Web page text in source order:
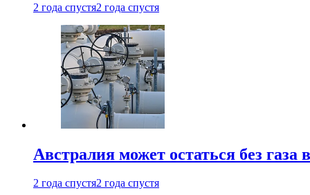
2 года спустя2 года спустя
Австралия может остаться без
2 года спустя2 года спустя